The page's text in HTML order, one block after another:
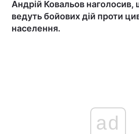
Андрій Ковальов
ведуть бойових дій проти
населення.
ad